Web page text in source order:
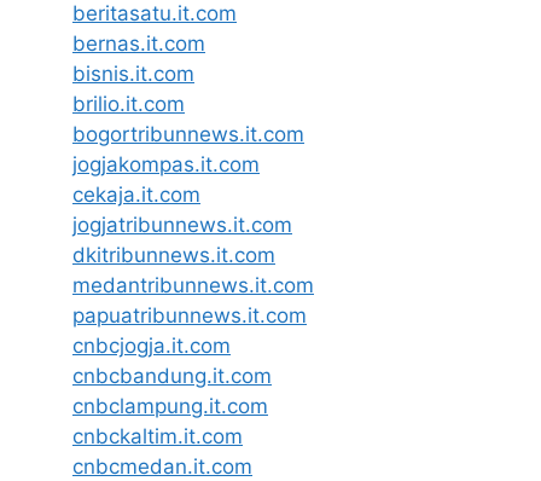
beritasatu.it.com
bernas.it.com
bisnis.it.com
brilio.it.com
bogortribunnews.it.com
jogjakompas.it.com
cekaja.it.com
jogjatribunnews.it.com
dkitribunnews.it.com
medantribunnews.it.com
papuatribunnews.it.com
cnbcjogja.it.com
cnbcbandung.it.com
cnbclampung.it.com
cnbckaltim.it.com
cnbcmedan.it.com